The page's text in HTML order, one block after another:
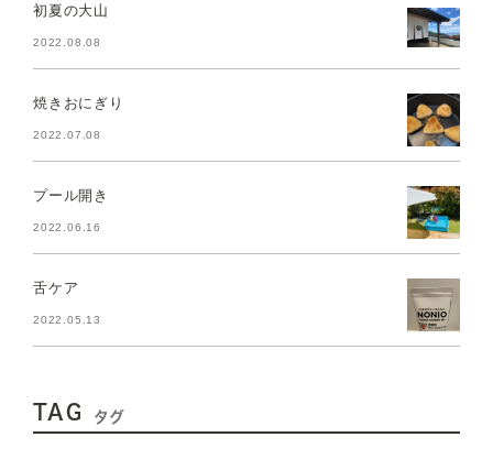
初夏の大山
2022.08.08
焼きおにぎり
2022.07.08
プール開き
2022.06.16
舌ケア
2022.05.13
TAG タグ